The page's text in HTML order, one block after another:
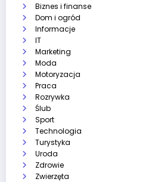
Biznes i finanse
Dom i ogród
Informacje
IT
Marketing
Moda
Motoryzacja
Praca
Rozrywka
Ślub
Sport
Technologia
Turystyka
Uroda
Zdrowie
Zwierzęta